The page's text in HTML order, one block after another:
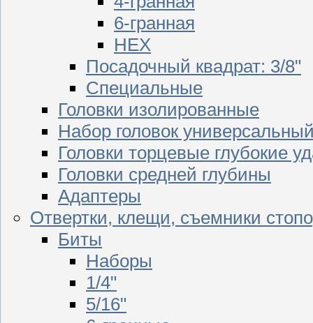
6-гранная
HEX
Посадочный квадрат: 3/8"
Специальные
Головки изолированные
Набор головок
Головки торцевые глубокие
Головки средней глубины
Адаптеры
Отвертки, клещи, съемники
Биты
Наборы
1/4"
5/16"